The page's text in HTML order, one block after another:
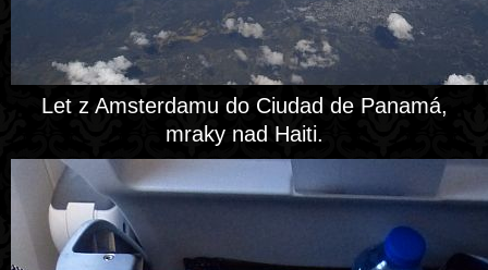
Let z Amsterdamu do Ciudad de Panamá,
mraky nad Haiti.